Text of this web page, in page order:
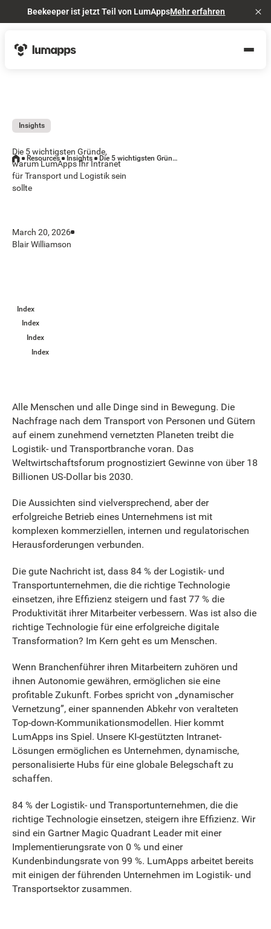
Beekeeper ist jetzt Teil von LumAppsMehr erfahren
Insights
Die 5 wichtigsten Gründe,
warum LumApps Ihr Intranet
für Transport und Logistik sein
sollte
March 20, 2026
Blair Williamson
Resources Insights Die 5 wichtigsten Gründe, warum LumApps Ihr Intranet für Transport und Logistik sein sollte
Index
Index
Index
Index
Alle Menschen und alle Dinge sind in Bewegung. Die
Nachfrage nach dem Transport von Personen und Gütern
auf einem zunehmend vernetzten Planeten treibt die
Logistik- und Transportbranche voran. Das
Weltwirtschaftsforum prognostiziert Gewinne von über 18
Billionen US-Dollar bis 2030.
Die Aussichten sind vielversprechend, aber der
erfolgreiche Betrieb eines Unternehmens ist mit
komplexen kommerziellen, internen und regulatorischen
Herausforderungen verbunden.
Die gute Nachricht ist, dass 84 % der Logistik- und
Transportunternehmen, die die richtige Technologie
einsetzen, ihre Effizienz steigern und fast 77 % die
Produktivität ihrer Mitarbeiter verbessern. Was ist also die
richtige Technologie für eine erfolgreiche digitale
Transformation? Im Kern geht es um Menschen.
Wenn Branchenführer ihren Mitarbeitern zuhören und
ihnen Autonomie gewähren, ermöglichen sie eine
profitable Zukunft. Forbes spricht von „dynamischer
Vernetzung”, einer spannenden Abkehr von veralteten
Top-down-Kommunikationsmodellen. Hier kommt
LumApps ins Spiel. Unsere KI-gestützten Intranet-
Lösungen ermöglichen es Unternehmen, dynamische,
personalisierte Hubs für eine globale Belegschaft zu
schaffen.
84 % der Logistik- und Transportunternehmen, die die
richtige Technologie einsetzen, steigern ihre Effizienz. Wir
sind ein Gartner Magic Quadrant Leader mit einer
Implementierungsrate von 0 % und einer
Kundenbindungsrate von 99 %. LumApps arbeitet bereits
mit einigen der führenden Unternehmen im Logistik- und
Transportsektor zusammen.